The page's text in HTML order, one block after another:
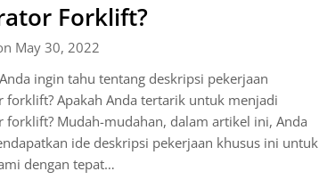
Forklift?
May 30, 2022
ingin tahu tentang deskripsi pekerjaan
forklift? Apakah Anda tertarik untuk menjadi
forklift? Mudah-mudahan, dalam artikel ini, Anda
ide deskripsi pekerjaan khusus ini untuk
dengan tepat…